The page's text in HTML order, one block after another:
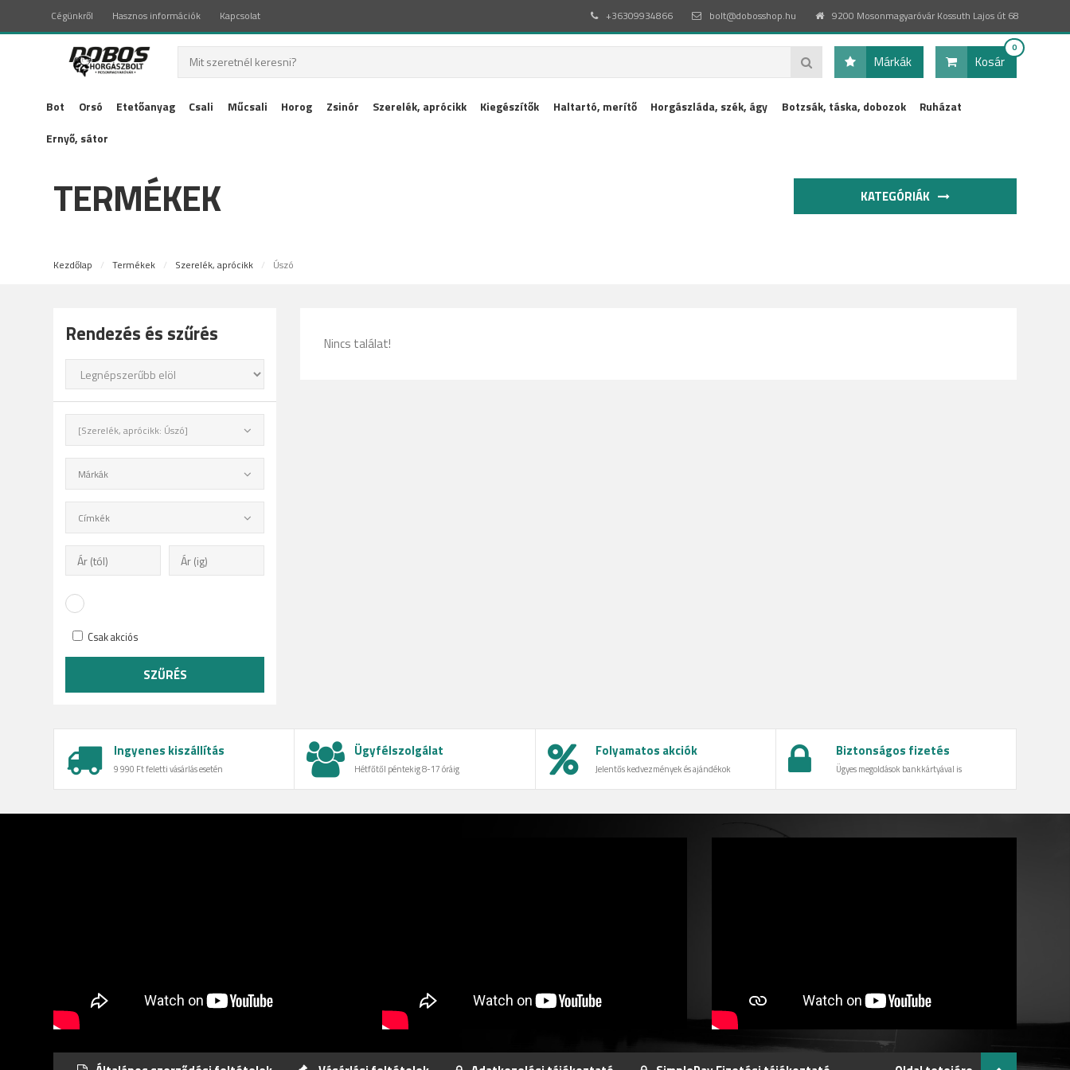
Cégünkről Hasznos információk Kapcsolat +36309934866 bolt@dobosshop.hu 9200 Mosonmagyaróvár Kossuth Lajos út 68
Márkák Kosár
0
Bot Orsó Etetőanyag Csali Műcsali Horog Zsinór Szerelék, aprócikk Kiegészítők Haltartó, merítő Horgászláda, szék, ágy Botzsák, táska, dobozok
Ruházat
Ernyő, sátor
TERMÉKEK KATEGÓRIÁK
Kezdőlap Termékek Szerelék, aprócikk Úszó
Rendezés és szűrés
[Szerelék, aprócikk: Úszó]
Márkák
Címkék
Csak akciós
Nincs találat!
Ingyenes kiszállítás
9 990 Ft feletti vásárlás esetén
Ügyfélszolgálat
Hétfőtől péntekig 8-17 óráig
Folyamatos akciók
Jelentős kedvezmények és ajándékok
Biztonságos fizetés
Ügyes megoldások bankkártyával is